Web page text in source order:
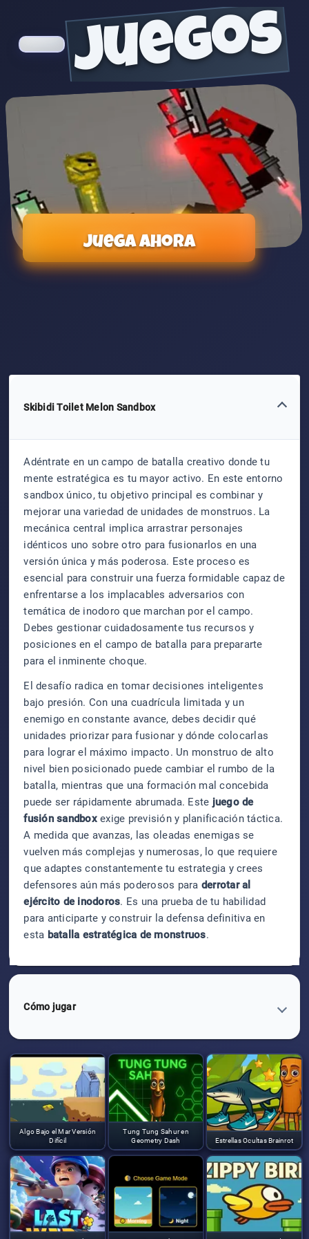
juegos
Juega ahora
Skibidi Toilet Melon Sandbox
Adéntrate en un campo de batalla creativo donde tu
mente estratégica es tu mayor activo. En este entorno
sandbox único, tu objetivo principal es combinar y
mejorar una variedad de unidades de monstruos. La
mecánica central implica arrastrar personajes
idénticos uno sobre otro para fusionarlos en una
versión única y más poderosa. Este proceso es
esencial para construir una fuerza formidable capaz de
enfrentarse a los implacables adversarios con
temática de inodoro que marchan por el campo.
Debes gestionar cuidadosamente tus recursos y
posiciones en el campo de batalla para prepararte
para el inminente choque.
El desafío radica en tomar decisiones inteligentes
bajo presión. Con una cuadrícula limitada y un
enemigo en constante avance, debes decidir qué
unidades priorizar para fusionar y dónde colocarlas
para lograr el máximo impacto. Un monstruo de alto
nivel bien posicionado puede cambiar el rumbo de la
batalla, mientras que una formación mal concebida
puede ser rápidamente abrumada. Este juego de
fusión sandboxexige previsión y planificación táctica.
A medida que avanzas, las oleadas enemigas se
vuelven más complejas y numerosas, lo que requiere
que adaptes constantemente tu estrategia y crees
defensores aún más poderosos para derrotar al
ejército de inodoros. Es una prueba de tu habilidad
para anticiparte y construir la defensa definitiva en
esta batalla estratégica de monstruos.
Cómo jugar
Algo Bajo el Mar Versión
Difícil
Tung Tung Sahur en
Geometry Dash
Estrellas Ocultas Brainrot